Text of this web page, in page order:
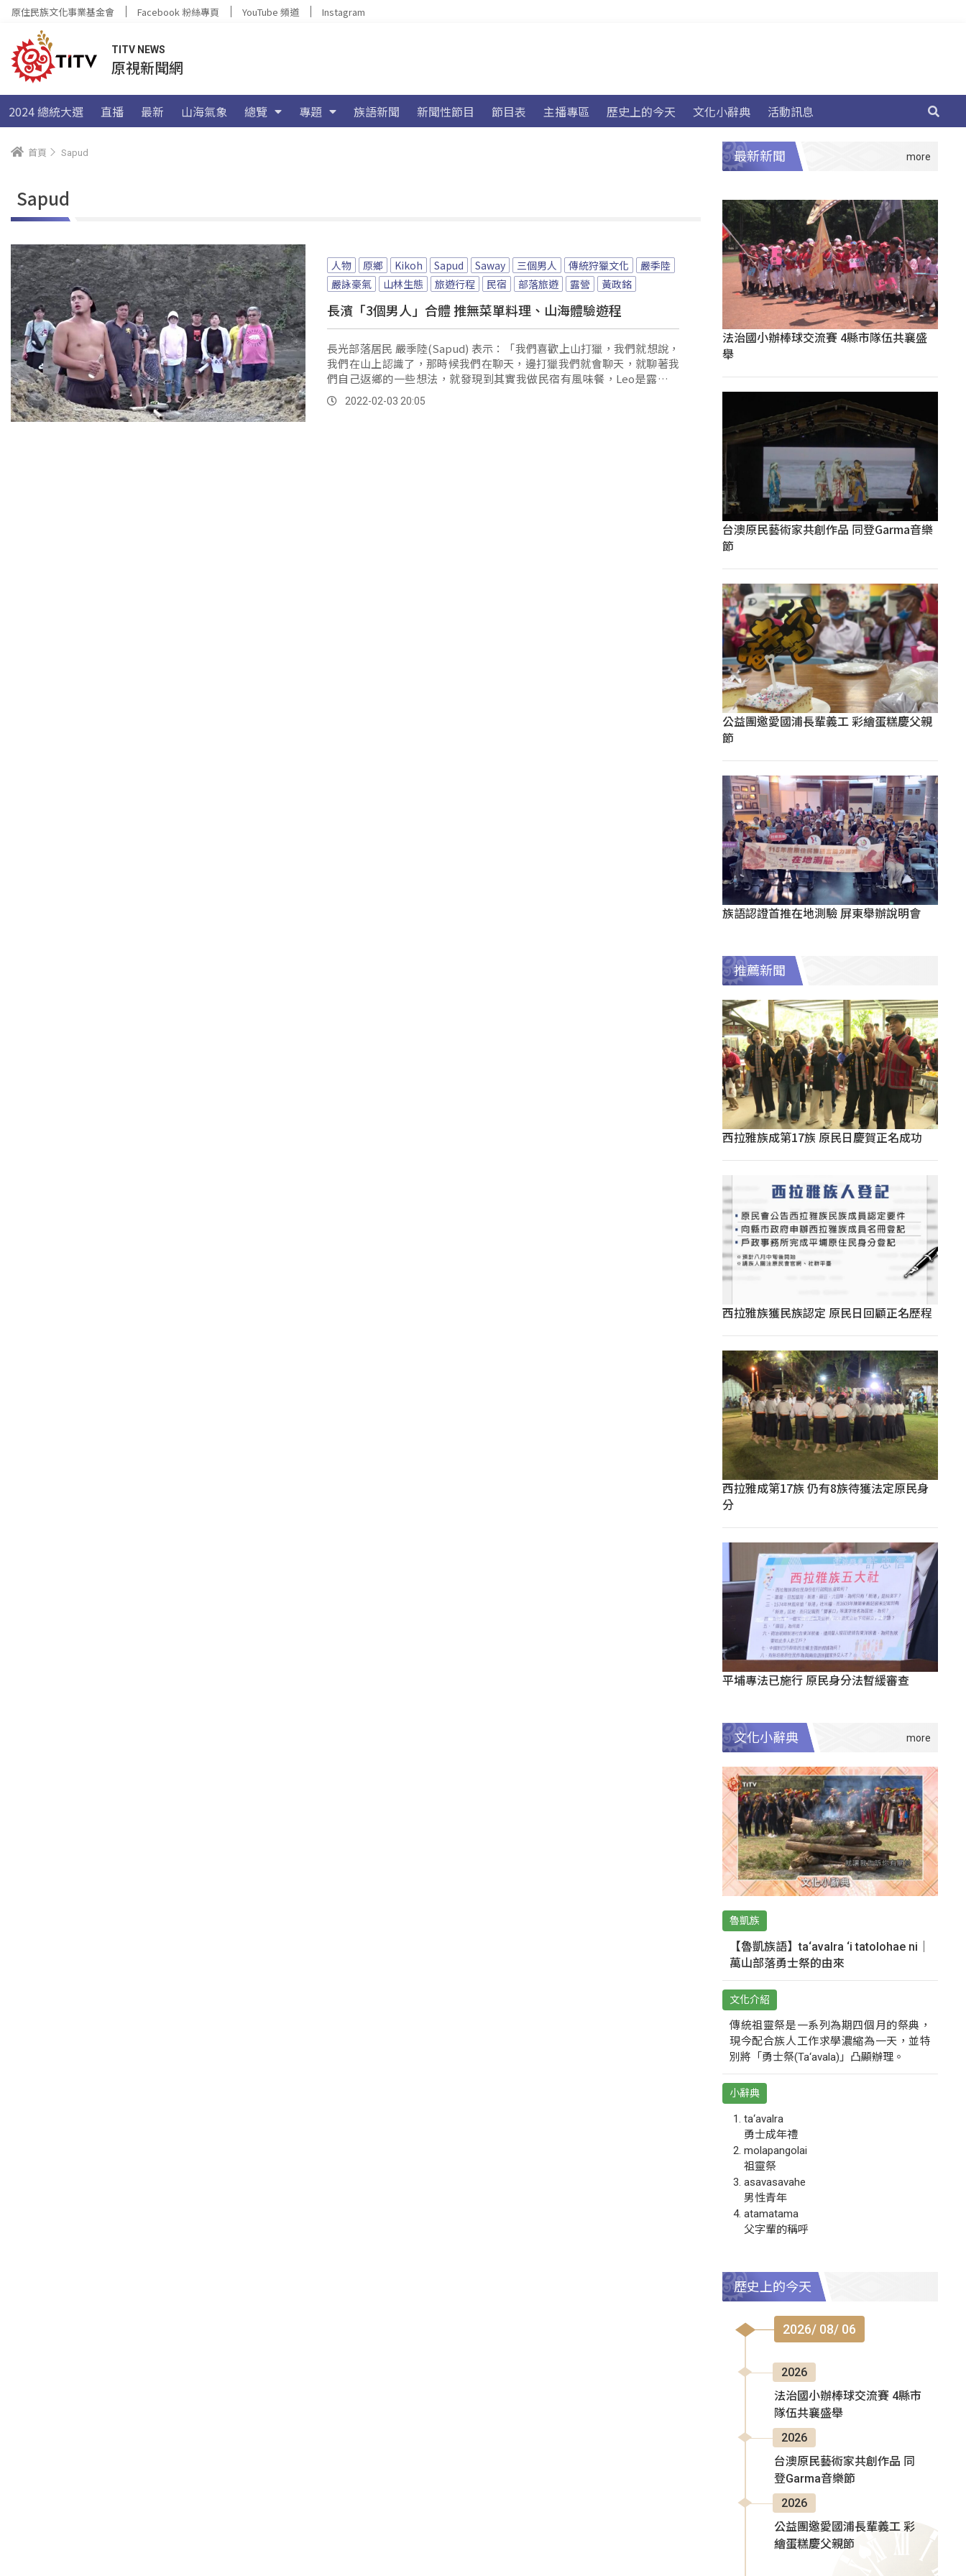
原住民族文化事業基金會 Facebook 粉絲專頁 YouTube 頻道 Instagram
TITV NEWS
原視新聞網
2024 總統大選 直播 最新 山海氣象 總覽 專題 族語新聞 新聞性節目 節目表 主播專區 歷史上的今天 文化小辭典 活動訊息
首頁 Sapud
Sapud
人物 原鄉 Kikoh Sapud Saway 三個男人 傳統狩獵文化
嚴季陸
嚴詠豪氣
山林生態 旅遊行程 民宿 部落旅遊 露營 黃政銘
長濱「3個男人」合體 推無菜單料理、山海體驗遊程
長光部落居民 嚴季陸(Sapud) 表示：「我們喜歡上山打獵，我們就想說，
我們在山上認識了，那時候我們在聊天，邊打獵我們就會聊天，就聊著我
們自己返鄉的一些想法，就發現到其實我做民宿有風味餐，Leo是露營區
他也有在出餐，Saway的部分他其實本身也在出餐，他回家務農這樣子，
才會想說我們三個人都會出餐，那為什麼我們不能一人出個三道菜，三道
2022-02-03 20:05
最新新聞
法治國小辦棒球交流賽 4縣市隊伍共襄盛
舉
台澳原民藝術家共創作品 同登Garma音樂
節
公益團邀愛國浦長輩義工 彩繪蛋糕慶父親
節
族語認證首推在地測驗 屏東舉辦說明會
推薦新聞
西拉雅族成第17族 原民日慶賀正名成功
西拉雅族獲民族認定 原民日回顧正名歷程
西拉雅成第17族 仍有8族待獲法定原民身
分
平埔專法已施行 原民身分法暫緩審查
文化小辭典
魯凱族
【魯凱族語】ta‘avalra ‘i tatolohae ni｜
萬山部落勇士祭的由來
文化介紹
傳統祖靈祭是一系列為期四個月的祭典，
現今配合族人工作求學濃縮為一天，並特
別將「勇士祭(Ta‘avala)」凸顯辦理。
小辭典
ta‘avalra
勇士成年禮
molapangolai
祖靈祭
asavasavahe
男性青年
atamatama
父字輩的稱呼
歷史上的今天
2026/ 08/ 06
2026
法治國小辦棒球交流賽 4縣市
隊伍共襄盛舉
2026
台澳原民藝術家共創作品 同
登Garma音樂節
2026
公益團邀愛國浦長輩義工 彩
繪蛋糕慶父親節